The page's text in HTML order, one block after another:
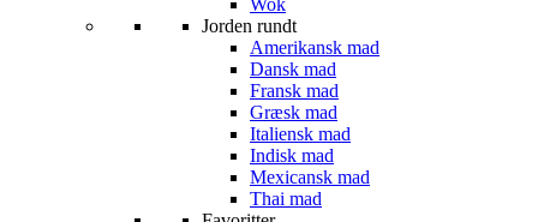
Wok
Jorden rundt
Amerikansk mad
Dansk mad
Fransk mad
Græsk mad
Italiensk mad
Indisk mad
Mexicansk mad
Thai mad